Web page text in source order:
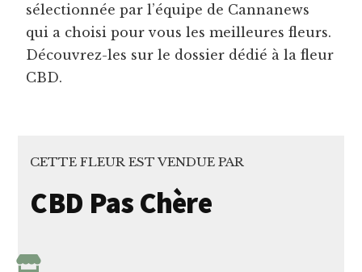
sélectionnée par l’équipe de Cannanews
qui a choisi pour vous les meilleures fleurs.
Découvrez-les sur le dossier dédié à la fleur
CBD.
CETTE FLEUR EST VENDUE PAR
CBD Pas Chère